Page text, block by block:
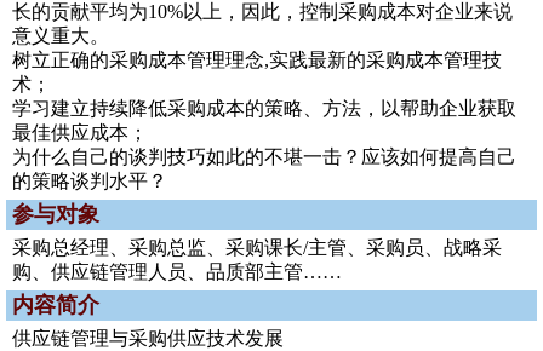
长的贡献平均为10%以上，因此，控制采购成本对企业来说
意义重大。
树立正确的采购成本管理理念,实践最新的采购成本管理技
术；
学习建立持续降低采购成本的策略、方法，以帮助企业获取
最佳供应成本；
为什么自己的谈判技巧如此的不堪一击？应该如何提高自己
的策略谈判水平？
参与对象
采购总经理、采购总监、采购课长/主管、采购员、战略采
购、供应链管理人员、品质部主管……
内容简介
供应链管理与采购供应技术发展